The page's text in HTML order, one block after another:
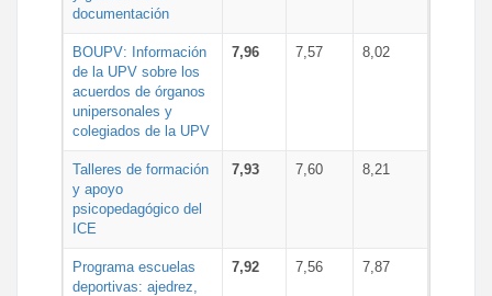
documentación
BOUPV: Información
de la UPV sobre los
acuerdos de órganos
unipersonales y
colegiados de la UPV
7,96 7,57 8,02
Talleres de formación
y apoyo
psicopedagógico del
ICE
7,93 7,60 8,21
Programa escuelas
deportivas: ajedrez,
7,92 7,56 7,87